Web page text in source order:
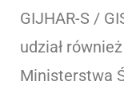
GIJHAR-S /
udział
Ministerstwa